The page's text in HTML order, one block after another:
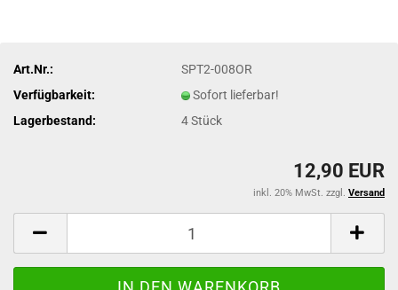
Art.Nr.:
SPT2-008OR
Verfügbarkeit:
Sofort lieferbar!
Lagerbestand:
4Stück
12,90 EUR
inkl. 20% MwSt. zzgl. Versand